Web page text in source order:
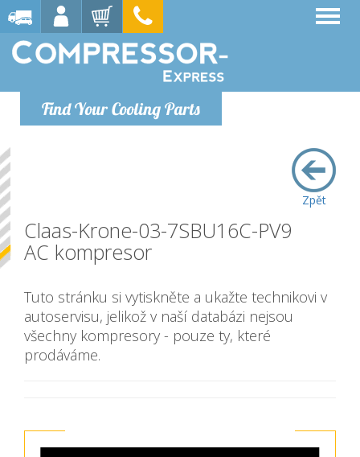
Find Your Cooling Parts
Zpět
Claas-Krone-03-7SBU16C-PV9
AC kompresor
Tuto stránku si vytiskněte a ukažte technikovi v
autoservisu, jelikož v naší databázi nejsou
všechny kompresory - pouze ty, které
prodáváme.